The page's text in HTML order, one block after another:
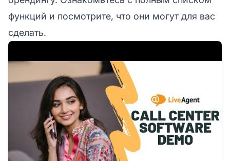
функций и посмотрите, что они могут для вас
сделать.